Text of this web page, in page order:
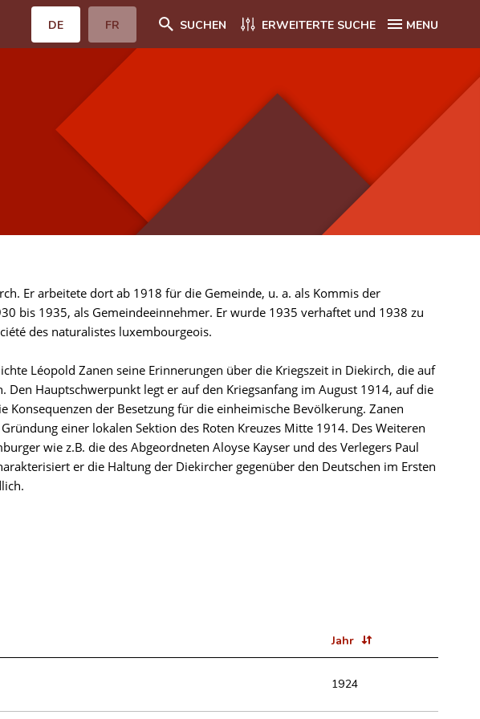
DE FR SUCHEN ERWEITERTE SUCHE MENU
Er arbeitete dort ab 1918 für die Gemeinde, u. a. als Kommis der
bis 1935, als Gemeindeeinnehmer. Er wurde 1935 verhaftet und 1938 zu
des naturalistes luxembourgeois.
Léopold Zanen seine Erinnerungen über die Kriegszeit in Diekirch, die auf
Den Hauptschwerpunkt legt er auf den Kriegsanfang im August 1914, auf die
der Besetzung für die einheimische Bevölkerung. Zanen
einer lokalen Sektion des Roten Kreuzes Mitte 1914. Des Weiteren
wie z.B. die des Abgeordneten Aloyse Kayser und des Verlegers Paul
er die Haltung der Diekircher gegenüber den Deutschen im Ersten
Jahr
1924